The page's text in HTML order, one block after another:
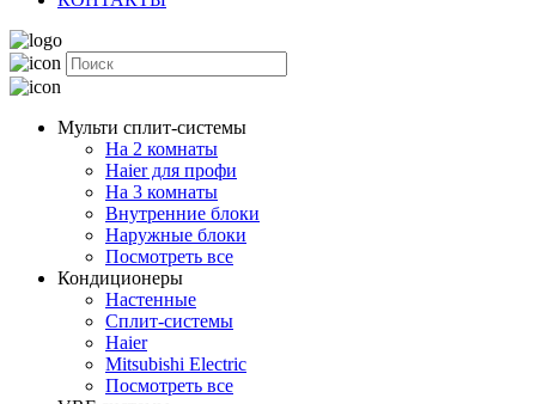
Мульти сплит-системы
На 2 комнаты
Haier для профи
На 3 комнаты
Внутренние блоки
Наружные блоки
Посмотреть все
Кондиционеры
Настенные
Сплит-системы
Haier
Mitsubishi Electric
Посмотреть все